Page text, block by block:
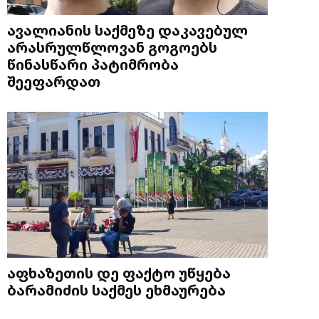
ავალიანის საქმეზე დაკავებულ
არასრულწლოვან გოგოებს
წინასწარი პატიმრობა
შეეფარდათ
აფხაზეთის დე ფაქტო უწყება
ბარამიძის საქმეს ეხმაურება